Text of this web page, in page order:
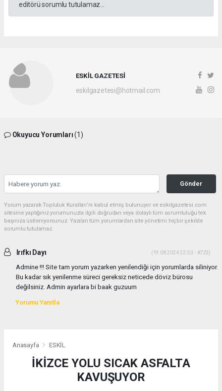
editörü sorumlu tutulamaz...
ESKİL GAZETESİ
eskilgazetesi@hotmail.com
Okuyucu Yorumları(1)
Gönder
Yorum yazarak Topluluk Kuralları’nı kabul etmiş bulunuyor ve eskilgazetesi.com
sitesine yaptığınız yorumunuzla ilgili doğrudan veya dolaylı tüm sorumluluğu tek
başınıza üstleniyorsunuz. Yazılan tüm yorumlardan site yönetimi hiçbir şekilde
sorumlu tutulamaz.
Irıfkı Dayı (19.08.2024 22:53 - #723)
Admine !!! Site tam yorum yazarken yenilendiği için yorumlarda siliniyor.
Bu kadar sık yenilenme süreci gereksiz neticede döviz bürosu
değilsiniz. Admin ayarlara bi baak guzuum
Yorumu Yanıtla
Anasayfa ESKİL
İKİZCE YOLU SICAK ASFALTA
KAVUŞUYOR